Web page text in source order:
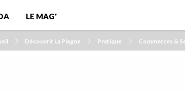
LE MAG'
Découvrir La Plagne Pratique Commerces &